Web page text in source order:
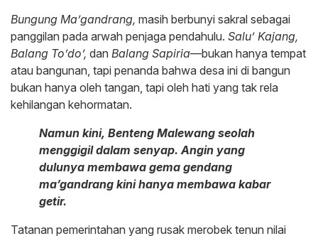
Bungung Ma’gandrang, masih berbunyi sakral sebagai
panggilan pada arwah penjaga pendahulu. Salu’ Kajang,
Balang To’do’, dan Balang Sapiria—bukan hanya tempat
atau bangunan, tapi penanda bahwa desa ini di bangun
bukan hanya oleh tangan, tapi oleh hati yang tak rela
kehilangan kehormatan.
Namun kini, Benteng Malewang seolah
menggigil dalam senyap. Angin yang
dulunya membawa gema gendang
ma’gandrang kini hanya membawa kabar
getir.
Tatanan pemerintahan yang rusak merobek tenun nilai